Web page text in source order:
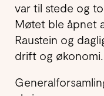
var til stede og
Møtet ble åpnet
Raustein og
drift og økonomi.